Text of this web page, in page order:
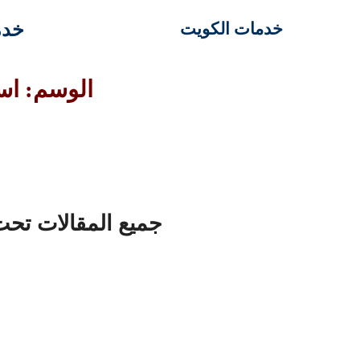
خدمات الكويت
الوسم:
جميع المقالات